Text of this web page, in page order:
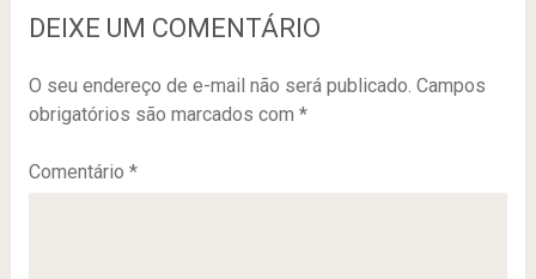
DEIXE UM COMENTÁRIO
O seu endereço de e-mail não será publicado. Campos
obrigatórios são marcados com *
Comentário *